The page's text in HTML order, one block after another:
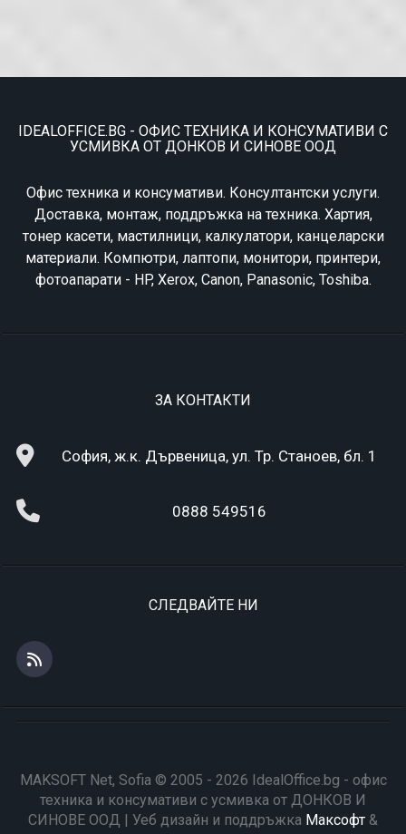
IDEALOFFICE.BG - ОФИС ТЕХНИКА И КОНСУМАТИВИ С
УСМИВКА ОТ ДОНКОВ И СИНОВЕ ООД
Офис техника и консумативи. Консултантски услуги.
Доставка, монтаж, поддръжка на техника. Хартия,
тонер касети, мастилници, калкулатори, канцеларски
материали. Компютри, лаптопи, монитори, принтери,
фотоапарати - HP, Xerox, Canon, Panasonic, Toshiba.
ЗА КОНТАКТИ
София, ж.к. Дървеница, ул. Тр. Станоев, бл. 1
0888 549516
СЛЕДВАЙТЕ НИ
MAKSOFT Net, Sofia © 2005 - 2026 IdealOffice.bg - офис
техника и консумативи с усмивка от ДОНКОВ И
СИНОВЕ ООД | Уеб дизайн и поддръжка Максофт &